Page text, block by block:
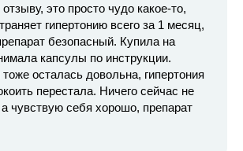
это просто чудо какое-то,
гипертонию всего за 1 месяц,
безопасный. Купила на
капсулы по инструкции.
осталась довольна, гипертония
перестала. Ничего сейчас не
чувствую себя хорошо, препарат